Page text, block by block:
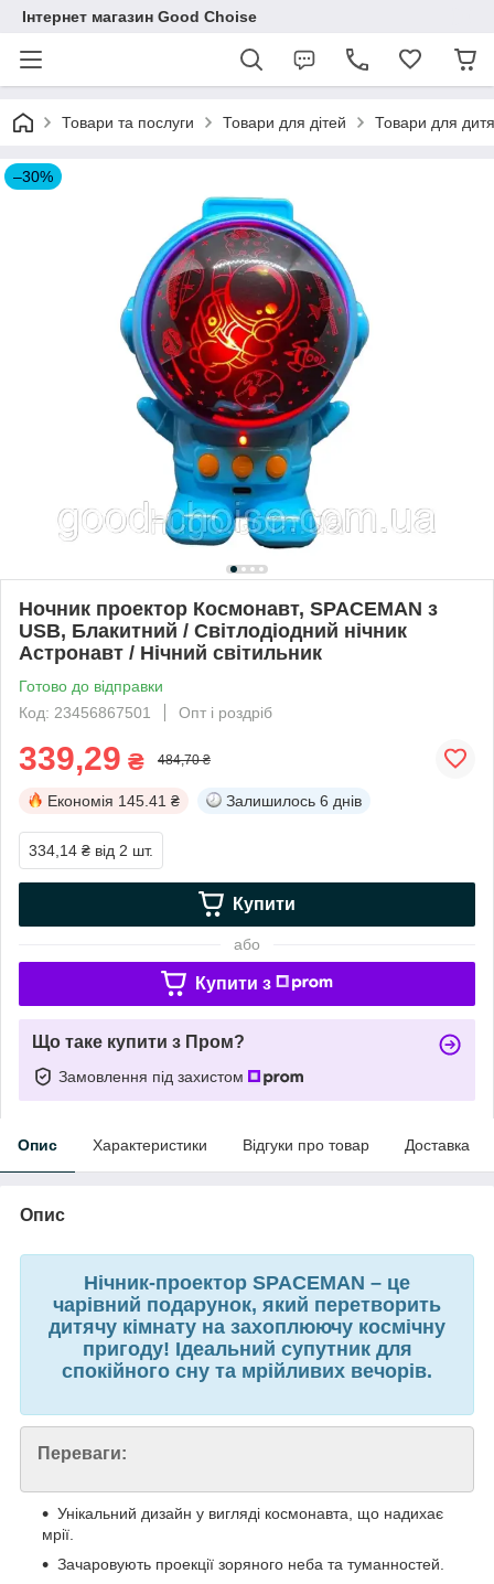
Інтернет магазин Good Choise
Товари та послуги Товари для дітей Товари для
–30%
Ночник проектор Космонавт, SPACEMAN з
USB, Блакитний / Світлодіодний нічник
Астронавт / Нічний світильник
Готово до відправки
Код: 23456867501
Опт і роздріб
339,29 ₴ 484,70 ₴
Економія 145.41 ₴ Залишилось 6 днів
334,14 ₴ від 2 шт.
Купити
або
Купити з
Що таке купити з Пром?
Замовлення під захистом
Опис Характеристики Відгуки про товар Доставка
Опис
Нічник-проектор SPACEMAN – це
чарівний подарунок, який перетворить
дитячу кімнату на захоплюючу космічну
пригоду! Ідеальний супутник для
спокійного сну та мрійливих вечорів.
Переваги:
Унікальний дизайн у вигляді космонавта, що надихає
мрії.
Зачаровують проекції зоряного неба та туманностей.